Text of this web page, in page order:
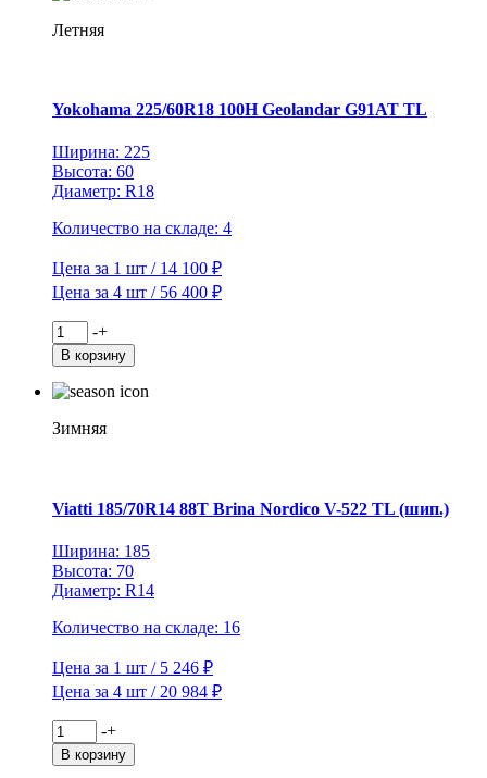
Brina
TL
Летняя
Yokohama 225/60R18 100H Geolandar G91AT TL
Ширина: 225
Высота: 60
Диаметр: R18
Количество на складе: 4
Цена за 1 шт / 14 100 ₽
Цена за 4 шт / 56 400 ₽
Количество
товара
Yokohama
225/60R18
Geolandar
-+
В корзину
Зимняя
Viatti 185/70R14 88T Brina Nordico V-522 TL (шип.)
Ширина: 185
Высота: 70
Диаметр: R14
Количество на складе: 16
Цена за 1 шт / 5 246 ₽
Цена за 4 шт / 20 984 ₽
Количество
товара
Viatti
-+
В корзину